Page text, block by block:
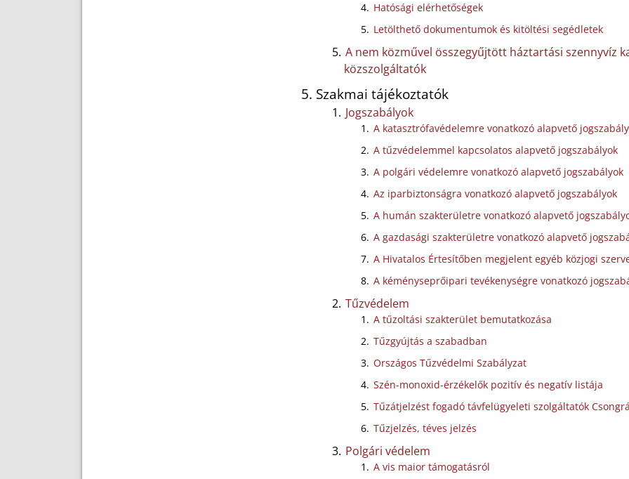
Hatósági elérhetőségek
Letölthető dokumentumok és kitöltési segédletek
A nem közművel összegyűjtött háztartási szennyvíz
közszolgáltatók
Szakmai tájékoztatók
Jogszabályok
A katasztrófavédelemre vonatkozó alapvető
A tűzvédelemmel kapcsolatos alapvető jogszabályok
A polgári védelemre vonatkozó alapvető jogszabályok
Az iparbiztonságra vonatkozó alapvető jogszabályok
A humán szakterületre vonatkozó alapvető
A gazdasági szakterületre vonatkozó alapvető
A Hivatalos Értesítőben megjelent egyéb közjogi
A kéményseprőipari tevékenységre vonatkozó
Tűzvédelem
A tűzoltási szakterület bemutatkozása
Tűzgyújtás a szabadban
Országos Tűzvédelmi Szabályzat
Szén-monoxid-érzékelők pozitív és negatív listája
Tűzátjelzést fogadó távfelügyeleti szolgáltatók
Tűzjelzés, téves jelzés
Polgári védelem
A vis maior támogatásról